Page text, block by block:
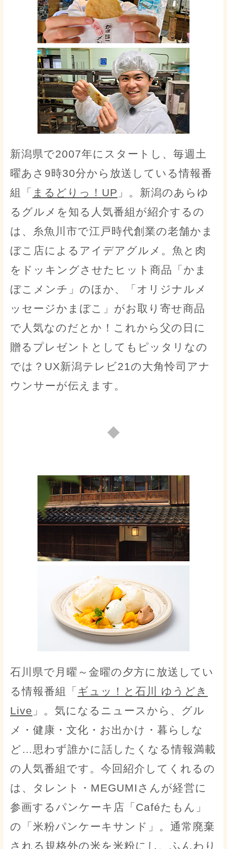
新潟県で2007年にスタートし、毎週土
曜あさ9時30分から放送している情報番
組「 まるどりっ！UP 」。新潟のあらゆ
るグルメを知る人気番組が紹介するの
は、糸魚川市で江戸時代創業の老舗かま
ぼこ店によるアイデアグルメ。魚と肉
をドッキングさせたヒット商品「かま
ぼこメンチ」のほか、「オリジナルメ
ッセージかまぼこ」がお取り寄せ商品
で人気なのだとか！これから父の日に
贈るプレゼントとしてもピッタリなの
では？UX新潟テレビ21の大角怜司アナ
ウンサーが伝えます。
石川県で月曜～金曜の夕方に放送してい
る情報番組「 ギュッ！と石川 ゆうどき
Live 」。気になるニュースから、グル
メ・健康・文化・お出かけ・暮らしな
ど…思わず誰かに話したくなる情報満載
の人気番組です。今回紹介してくれるの
は、タレント・MEGUMIさんが経営に
参画するパンケーキ店「Caféたもん」
の「米粉パンケーキサンド」。通常廃棄
される規格外の米を米粉にし、ふんわり